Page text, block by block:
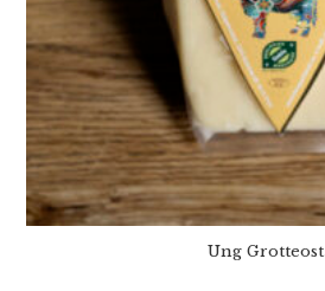
Ung Grotteost